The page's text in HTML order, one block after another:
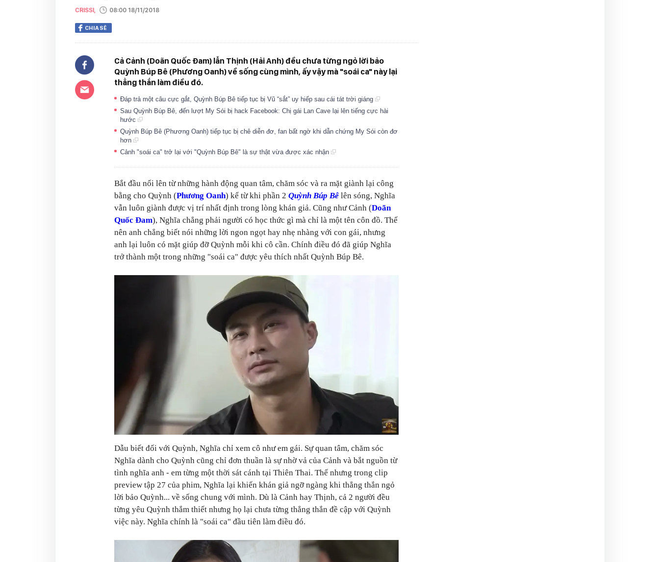
CRISSI, 08:00 18/11/2018
CHIA SẺ
Cả Cảnh (Doãn Quốc Đam) lẫn Thịnh (Hải Anh) đều chưa từng ngỏ lời bảo
Quỳnh Búp Bê (Phương Oanh) về sống cùng mình, ấy vậy mà "soái ca" này lại
thẳng thắn làm điều đó.
Đáp trả một câu cực gắt, Quỳnh Búp Bê tiếp tục bị Vũ “sắt” uy hiếp sau cái tát trời giáng
Sau Quỳnh Búp Bê, đến lượt My Sói bị hack Facebook: Chị gái Lan Cave lại lên tiếng cực hài
hước
Quỳnh Búp Bê (Phương Oanh) tiếp tục bị chê diễn đơ, fan bất ngờ khi dẫn chứng My Sói còn đơ
hơn
Cảnh "soái ca" trở lại với "Quỳnh Búp Bê" là sự thật vừa được xác nhận
Bắt đầu nổi lên từ những hành động quan tâm, chăm sóc và ra mặt giành lại công
bằng cho Quỳnh (Phương Oanh) kể từ khi phần 2 Quỳnh Búp Bê lên sóng, Nghĩa
vẫn luôn giành được vị trí nhất định trong lòng khán giả. Cũng như Cảnh (Doãn
Quốc Đam), Nghĩa chẳng phải người có học thức gì mà chỉ là một tên côn đồ. Thế
nên anh chẳng biết nói những lời ngon ngọt hay nhẹ nhàng với con gái, nhưng
anh lại luôn có mặt giúp đỡ Quỳnh mỗi khi cô cần. Chính điều đó đã giúp Nghĩa
trở thành một trong những "soái ca" được yêu thích nhất Quỳnh Búp Bê.
Dẫu biết đối với Quỳnh, Nghĩa chỉ xem cô như em gái. Sự quan tâm, chăm sóc
Nghĩa dành cho Quỳnh cũng chỉ đơn thuần là sự nhờ vả của Cảnh và bắt nguồn từ
tình nghĩa anh - em từng một thời sát cánh tại Thiên Thai. Thế nhưng trong clip
preview tập 27 của phim, Nghĩa lại khiến khán giả ngỡ ngàng khi thẳng thắn ngỏ
lời bảo Quỳnh... về sống chung với mình. Dù là Cảnh hay Thịnh, cả 2 người đều
từng yêu Quỳnh thắm thiết nhưng họ lại chưa từng thẳng thắn đề cập với Quỳnh
việc này. Nghĩa chính là "soái ca" đầu tiên làm điều đó.